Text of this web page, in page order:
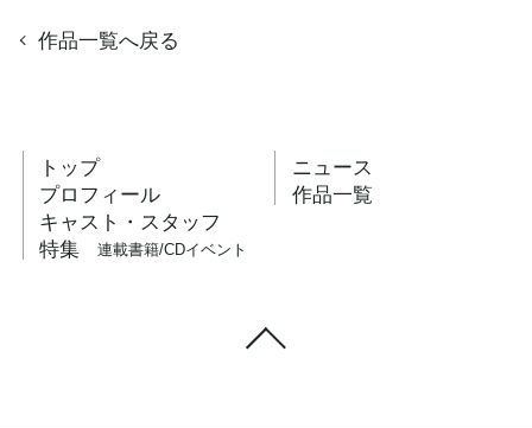
作品一覧へ戻る
トップ
ニュース
プロフィール
作品一覧
キャスト・スタッフ
特集
連載書籍/CDイベント